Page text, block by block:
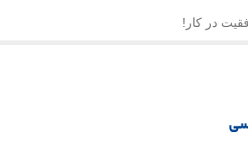
در کار!